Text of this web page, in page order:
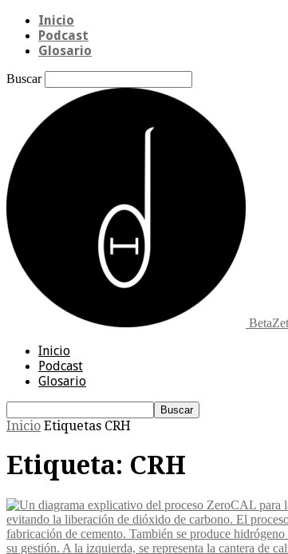
Inicio
Podcast
Glosario
Buscar
Inicio
Podcast
Glosario
Inicio Etiquetas CRH
Etiqueta: CRH